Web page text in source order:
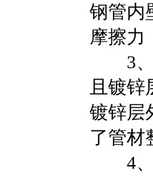
钢管内
摩擦力
3、
且镀
镀锌层
了管材
4、